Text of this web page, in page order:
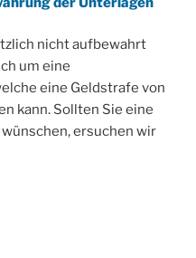
nicht aufbewahrt
um eine
eine Geldstrafe von
kann. Sollten Sie eine
ersuchen wir